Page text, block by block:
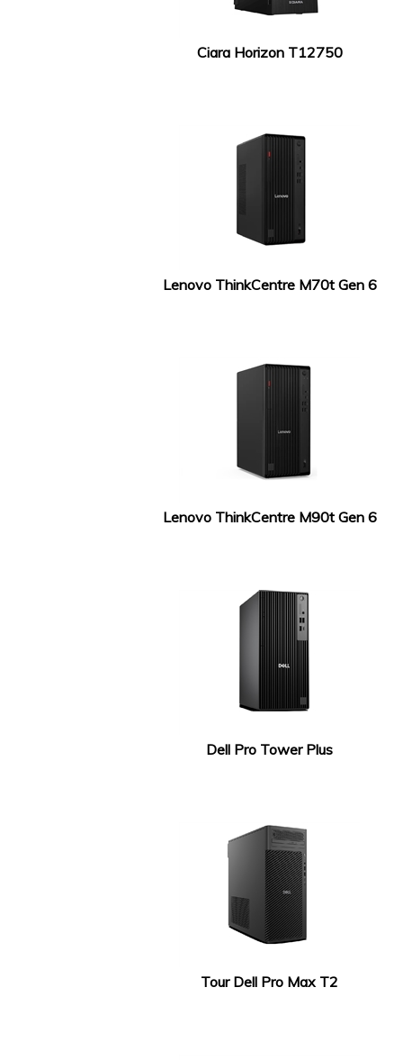
Ciara Horizon T12750
Lenovo ThinkCentre M70t Gen 6
Lenovo ThinkCentre M90t Gen 6
Dell Pro Tower Plus
Tour Dell Pro Max T2